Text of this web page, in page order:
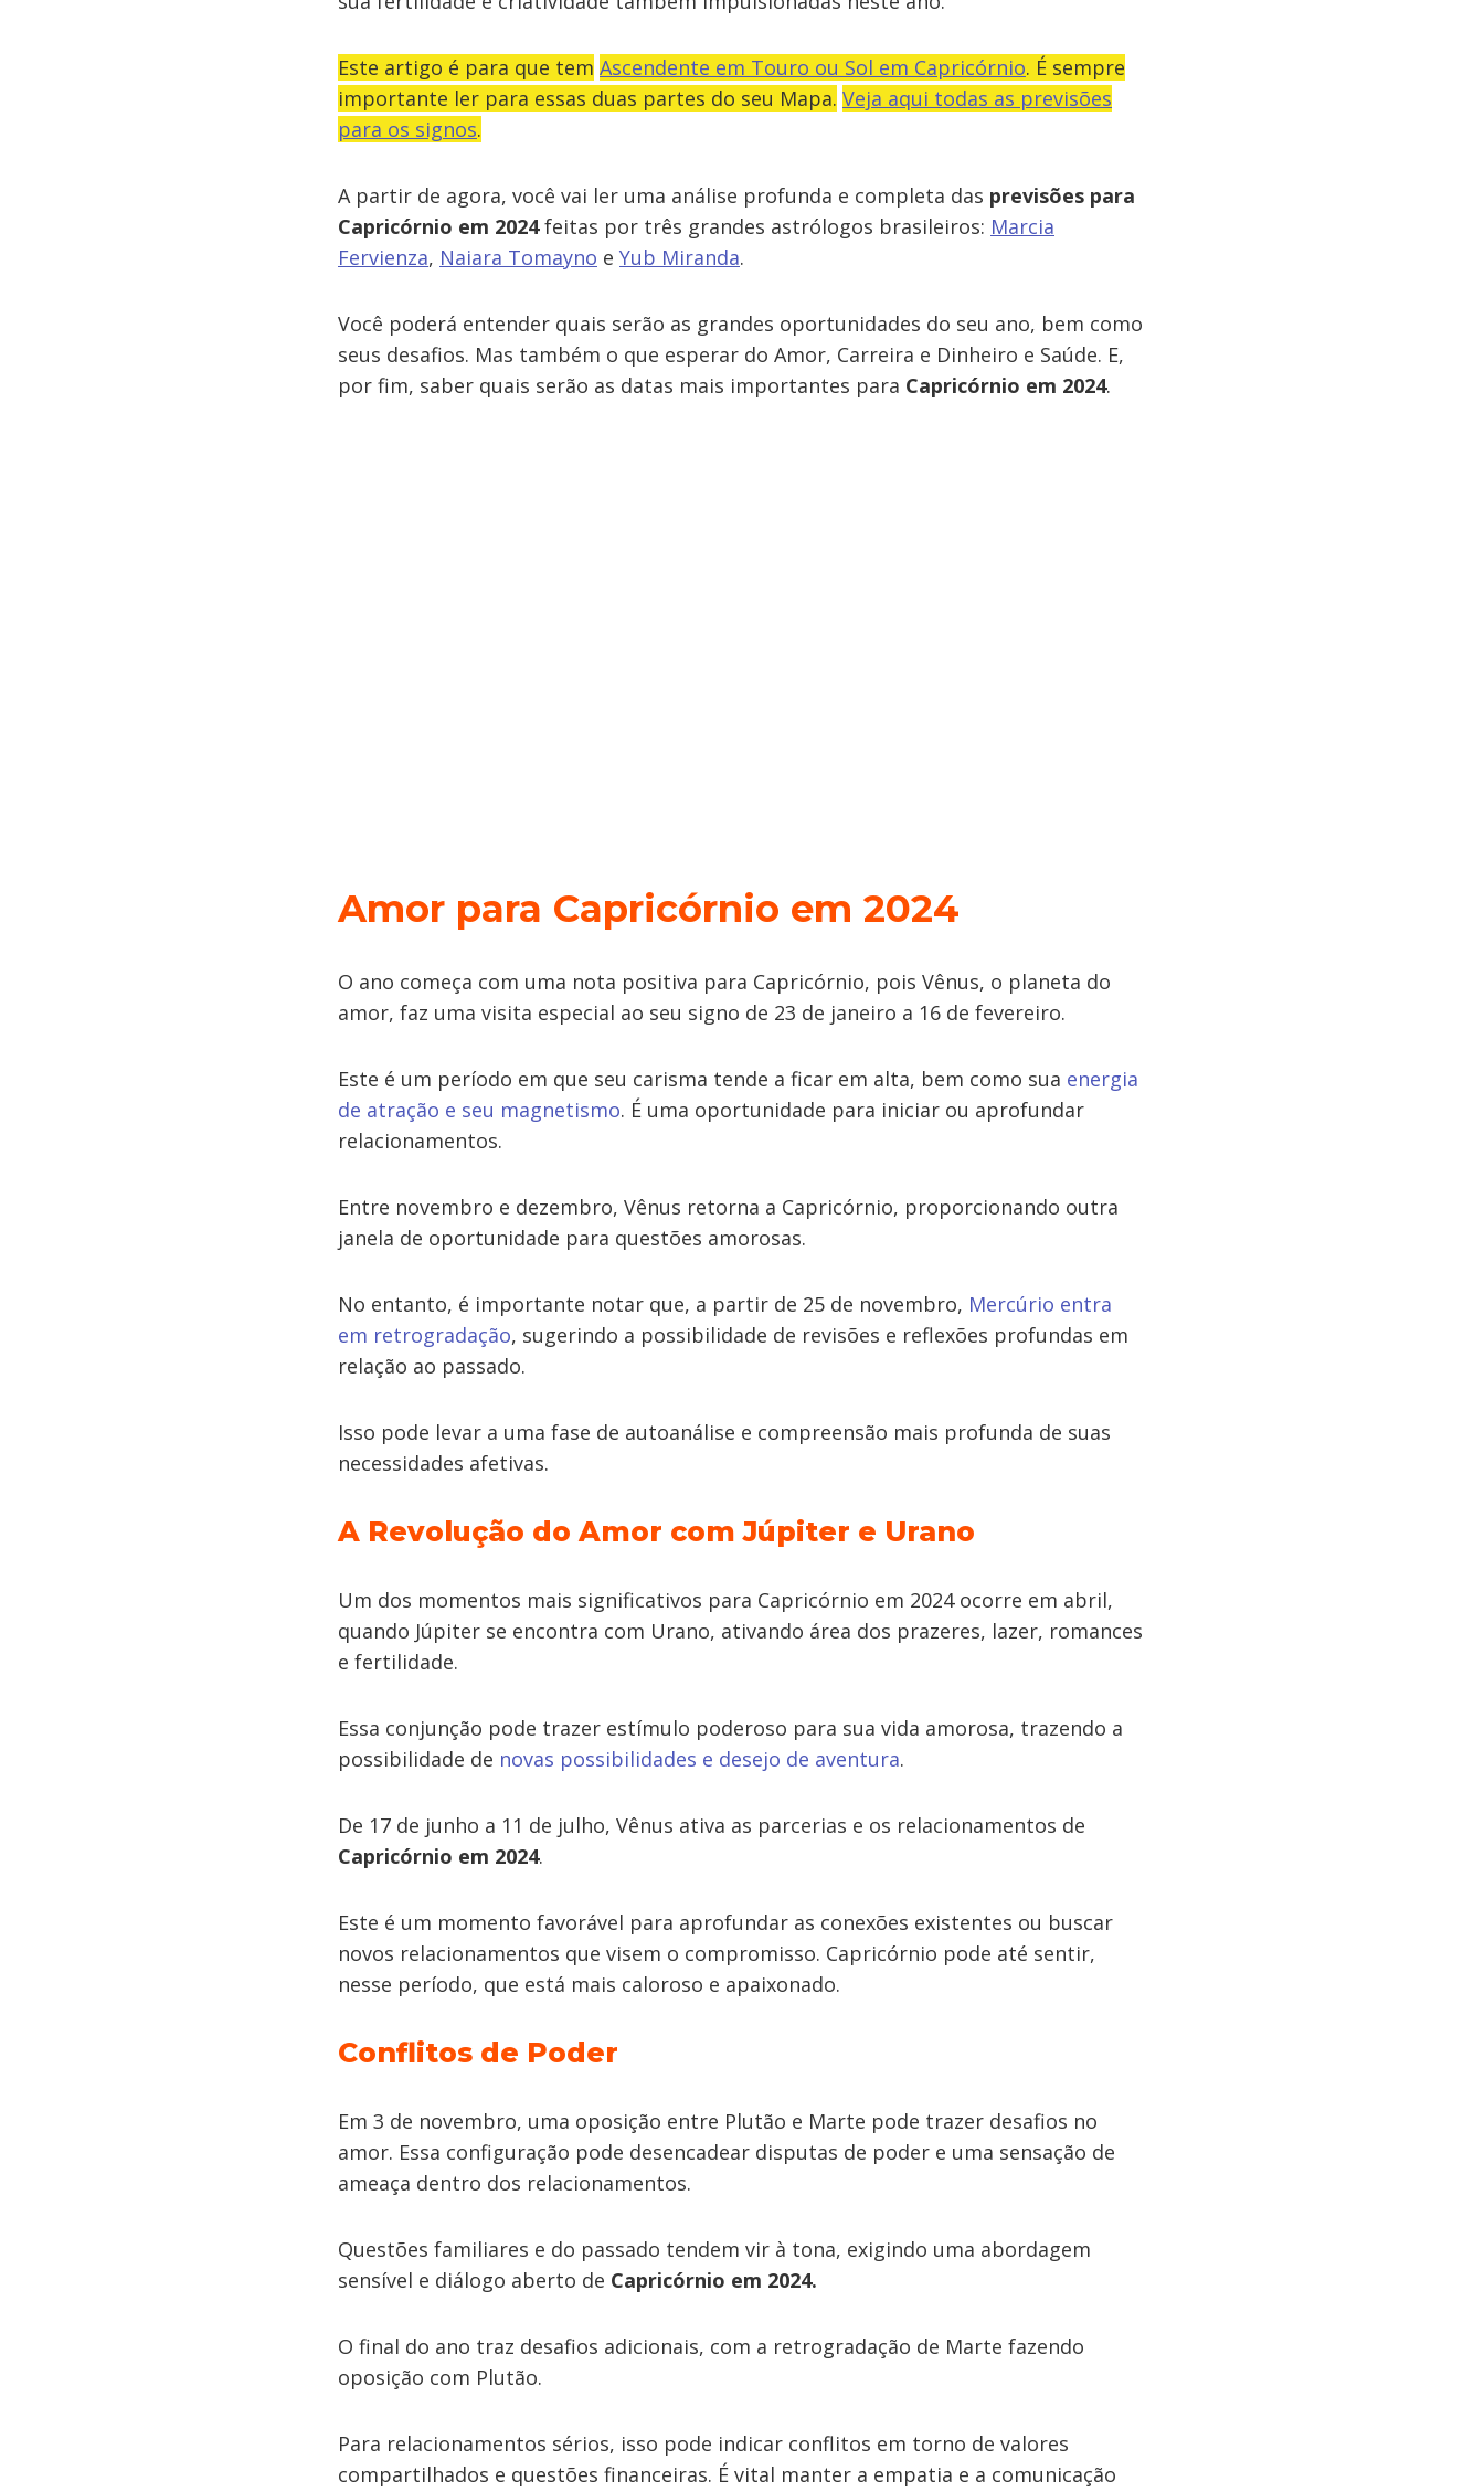
Este artigo é para que tem Ascendente em Touro ou Sol em Capricórnio. É sempre
importante ler para essas duas partes do seu Mapa. Veja aqui todas as previsões
para os signos.
A partir de agora, você vai ler uma análise profunda e completa das previsões para
Capricórnio em 2024feitas por três grandes astrólogos brasileiros: Marcia
Fervienza, Naiara Tomayno e Yub Miranda.
Você poderá entender quais serão as grandes oportunidades do seu ano, bem como
seus desafios. Mas também o que esperar do Amor, Carreira e Dinheiro e Saúde. E,
por fim, saber quais serão as datas mais importantes para Capricórnio em 2024.
Amor para Capricórnio em 2024
O ano começa com uma nota positiva para Capricórnio, pois Vênus, o planeta do
amor, faz uma visita especial ao seu signo de 23 de janeiro a 16 de fevereiro.
Este é um período em que seu carisma tende a ficar em alta, bem como sua energia
de atração e seu magnetismo. É uma oportunidade para iniciar ou aprofundar
relacionamentos.
Entre novembro e dezembro, Vênus retorna a Capricórnio, proporcionando outra
janela de oportunidade para questões amorosas.
No entanto, é importante notar que, a partir de 25 de novembro, Mercúrio entra
em retrogradação, sugerindo a possibilidade de revisões e reflexões profundas em
relação ao passado.
Isso pode levar a uma fase de autoanálise e compreensão mais profunda de suas
necessidades afetivas.
A Revolução do Amor com Júpiter e Urano
Um dos momentos mais significativos para Capricórnio em 2024 ocorre em abril,
quando Júpiter se encontra com Urano, ativando área dos prazeres, lazer, romances
e fertilidade.
Essa conjunção pode trazer estímulo poderoso para sua vida amorosa, trazendo a
possibilidade de novas possibilidades e desejo de aventura.
De 17 de junho a 11 de julho, Vênus ativa as parcerias e os relacionamentos de
Capricórnio em 2024.
Este é um momento favorável para aprofundar as conexões existentes ou buscar
novos relacionamentos que visem o compromisso. Capricórnio pode até sentir,
nesse período, que está mais caloroso e apaixonado.
Conflitos de Poder
Em 3 de novembro, uma oposição entre Plutão e Marte pode trazer desafios no
amor. Essa configuração pode desencadear disputas de poder e uma sensação de
ameaça dentro dos relacionamentos.
Questões familiares e do passado tendem vir à tona, exigindo uma abordagem
sensível e diálogo aberto de Capricórnio em 2024.
O final do ano traz desafios adicionais, com a retrogradação de Marte fazendo
oposição com Plutão.
Para relacionamentos sérios, isso pode indicar conflitos em torno de valores
compartilhados e questões financeiras. É vital manter a empatia e a comunicação